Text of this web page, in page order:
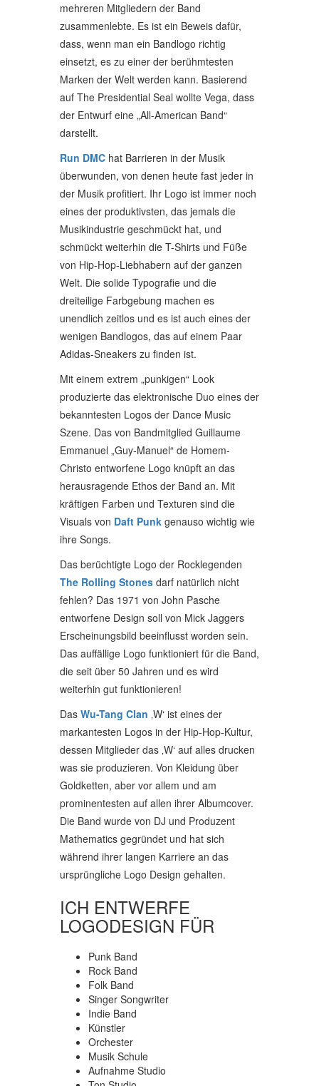
mehreren Mitgliedern der Band
zusammenlebte. Es ist ein Beweis dafür,
dass, wenn man ein Bandlogo richtig
einsetzt, es zu einer der berühmtesten
Marken der Welt werden kann. Basierend
auf The Presidential Seal wollte Vega, dass
der Entwurf eine „All-American Band“
darstellt.
Run DMC hat Barrieren in der Musik
überwunden, von denen heute fast jeder in
der Musik profitiert. Ihr Logo ist immer noch
eines der produktivsten, das jemals die
Musikindustrie geschmückt hat, und
schmückt weiterhin die T-Shirts und Füße
von Hip-Hop-Liebhabern auf der ganzen
Welt. Die solide Typografie und die
dreiteilige Farbgebung machen es
unendlich zeitlos und es ist auch eines der
wenigen Bandlogos, das auf einem Paar
Adidas-Sneakers zu finden ist.
Mit einem extrem „punkigen“ Look
produzierte das elektronische Duo eines der
bekanntesten Logos der Dance Music
Szene. Das von Bandmitglied Guillaume
Emmanuel „Guy-Manuel“ de Homem-
Christo entworfene Logo knüpft an das
herausragende Ethos der Band an. Mit
kräftigen Farben und Texturen sind die
Visuals von Daft Punk genauso wichtig wie
ihre Songs.
Das berüchtigte Logo der Rocklegenden
The Rolling Stones darf natürlich nicht
fehlen? Das 1971 von John Pasche
entworfene Design soll von Mick Jaggers
Erscheinungsbild beeinflusst worden sein.
Das auffällige Logo funktioniert für die Band,
die seit über 50 Jahren und es wird
weiterhin gut funktionieren!
Das Wu-Tang Clan ‚W‘ ist eines der
markantesten Logos in der Hip-Hop-Kultur,
dessen Mitglieder das ‚W‘ auf alles drucken
was sie produzieren. Von Kleidung über
Goldketten, aber vor allem und am
prominentesten auf allen ihrer Albumcover.
Die Band wurde von DJ und Produzent
Mathematics gegründet und hat sich
während ihrer langen Karriere an das
ursprüngliche Logo Design gehalten.
ICH ENTWERFE
LOGODESIGN FÜR
Punk Band
Rock Band
Folk Band
Singer Songwriter
Indie Band
Künstler
Orchester
Musik Schule
Aufnahme Studio